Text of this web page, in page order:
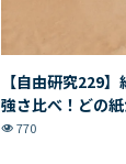
【自由研究229
強さ比べ！どの紙
770